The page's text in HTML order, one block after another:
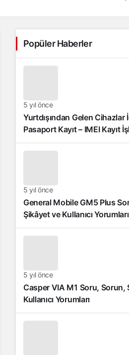
Popüler Haberler
5 yıl önce
Yurtdışından Gelen Cihazlar
Pasaport Kayıt – IMEI Kayıt
Sıkça Sorulan Sorular
5 yıl önce
General Mobile GM5 Plus
Şikâyet ve Kullanıcı Yorumları
5 yıl önce
Casper VIA M1 Soru, Sorun,
Kullanıcı Yorumları